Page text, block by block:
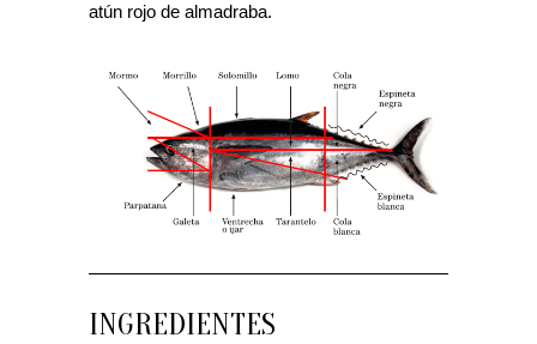
atún rojo de almadraba.
INGREDIENTES